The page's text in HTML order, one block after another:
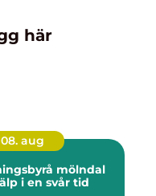
här
08. aug
mölndal
i en svår tid